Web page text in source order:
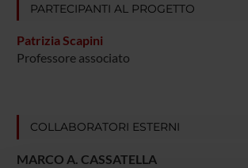
PARTECIPANTI AL PROGETTO
Patrizia Scapini
Professore associato
COLLABORATORI ESTERNI
MARCO A. CASSATELLA